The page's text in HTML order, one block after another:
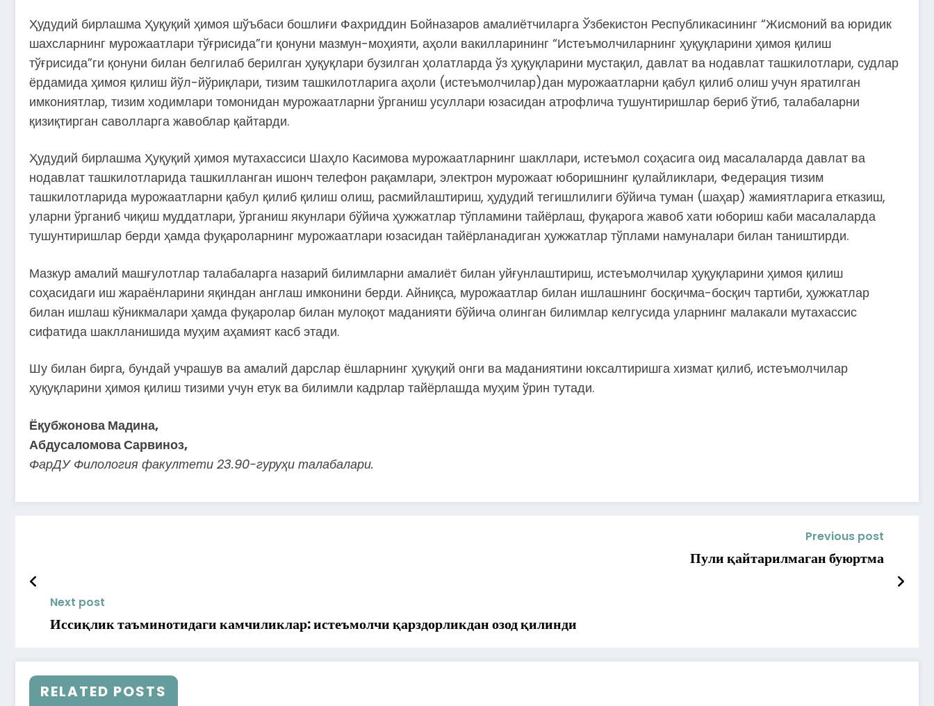
Ҳудудий бирлашма Ҳуқуқий ҳимоя шўъбаси бошлиғи Фахриддин Бойназаров амалиётчиларга Ўзбекистон Республикасининг “Жисмоний ва юридик
шахсларнинг мурожаатлари тўғрисида”ги қонуни мазмун-моҳияти, аҳоли вакилларининг “Истеъмолчиларнинг ҳуқуқларини ҳимоя қилиш
тўғрисида”ги қонуни билан белгилаб берилган ҳуқуқлари бузилган ҳолатларда ўз ҳуқуқларини мустақил, давлат ва нодавлат ташкилотлари, судлар
ёрдамида ҳимоя қилиш йўл-йўриқлари, тизим ташкилотларига аҳоли (истеъмолчилар)дан мурожаатларни қабул қилиб олиш учун яратилган
имкониятлар, тизим ходимлари томонидан мурожаатларни ўрганиш усуллари юзасидан атрофлича тушунтиришлар бериб ўтиб, талабаларни
қизиқтирган саволларга жавоблар қайтарди.
Ҳудудий бирлашма Ҳуқуқий ҳимоя мутахассиси Шаҳло Касимова мурожаатларнинг шакллари, истеъмол соҳасига оид масалаларда давлат ва
нодавлат ташкилотларида ташкилланган ишонч телефон рақамлари, электрон мурожаат юборишнинг қулайликлари, Федерация тизим
ташкилотларида мурожаатларни қабул қилиб қилиш олиш, расмийлаштириш, ҳудудий тегишлилиги бўйича туман (шаҳар) жамиятларига етказиш,
уларни ўрганиб чиқиш муддатлари, ўрганиш якунлари бўйича ҳужжатлар тўпламини тайёрлаш, фуқарога жавоб хати юбориш каби масалаларда
тушунтиришлар берди ҳамда фуқароларнинг мурожаатлари юзасидан тайёрланадиган ҳужжатлар тўплами намуналари билан таништирди.
Мазкур амалий машғулотлар талабаларга назарий билимларни амалиёт билан уйғунлаштириш, истеъмолчилар ҳуқуқларини ҳимоя қилиш
соҳасидаги иш жараёнларини яқиндан англаш имконини берди. Айниқса, мурожаатлар билан ишлашнинг босқичма-босқич тартиби, ҳужжатлар
билан ишлаш кўникмалари ҳамда фуқаролар билан мулоқот маданияти бўйича олинган билимлар келгусида уларнинг малакали мутахассис
сифатида шаклланишида муҳим аҳамият касб этади.
Шу билан бирга, бундай учрашув ва амалий дарслар ёшларнинг ҳуқуқий онги ва маданиятини юксалтиришга хизмат қилиб, истеъмолчилар
ҳуқуқларини ҳимоя қилиш тизими учун етук ва билимли кадрлар тайёрлашда муҳим ўрин тутади.
Ёқубжонова Мадина,
Абдусаломова Сарвиноз,
ФарДУ Филология факултети 23.90-гуруҳи талабалари.
Previous post
Пули қайтарилмаган буюртма
Next post
Иссиқлик таъминотидаги камчиликлар: истеъмолчи қарздорликдан озод қилинди
RELATED POSTS